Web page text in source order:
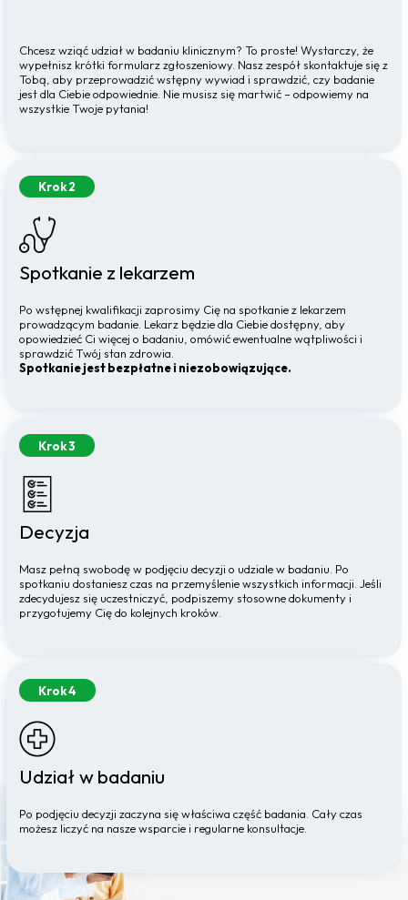
Chcesz wziąć udział w badaniu klinicznym? To proste! Wystarczy, że
wypełnisz krótki formularz zgłoszeniowy. Nasz zespół skontaktuje się z
Tobą, aby przeprowadzić wstępny wywiad i sprawdzić, czy badanie
jest dla Ciebie odpowiednie. Nie musisz się martwić – odpowiemy na
wszystkie Twoje pytania!
Krok 2
Spotkanie z lekarzem
Po wstępnej kwalifikacji zaprosimy Cię na spotkanie z lekarzem
prowadzącym badanie. Lekarz będzie dla Ciebie dostępny, aby
opowiedzieć Ci więcej o badaniu, omówić ewentualne wątpliwości i
sprawdzić Twój stan zdrowia.
Spotkanie jest bezpłatne i niezobowiązujące.
Krok 3
Decyzja
Masz pełną swobodę w podjęciu decyzji o udziale w badaniu. Po
spotkaniu dostaniesz czas na przemyślenie wszystkich informacji. Jeśli
zdecydujesz się uczestniczyć, podpiszemy stosowne dokumenty i
przygotujemy Cię do kolejnych kroków.
Krok 4
Udział w badaniu
Po podjęciu decyzji zaczyna się właściwa część badania. Cały czas
możesz liczyć na nasze wsparcie i regularne konsultacje.